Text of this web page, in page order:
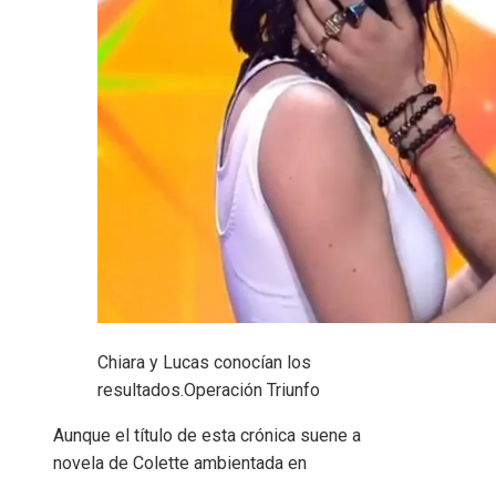
Chiara y Lucas conocían los
resultados.Operación Triunfo
Aunque el título de esta crónica suene a
novela de Colette ambientada en